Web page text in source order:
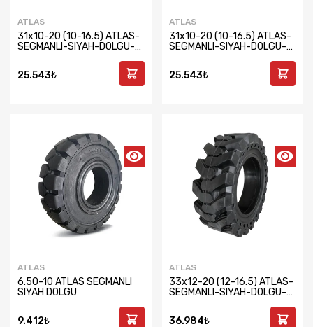
ATLAS
31x10-20 (10-16.5) ATLAS-
SEGMANLI-SIYAH-DOLGU-
25.543₺
ATLAS
31x10-20 (10-16.5) ATLAS-
SEGMANLI-SIYAH-DOLGU-
25.543₺
ATLAS
6.50-10 ATLAS SEGMANLI
SIYAH DOLGU
9.412₺
ATLAS
33x12-20 (12-16.5) ATLAS-
SEGMANLI-SIYAH-DOLGU-
36.984₺